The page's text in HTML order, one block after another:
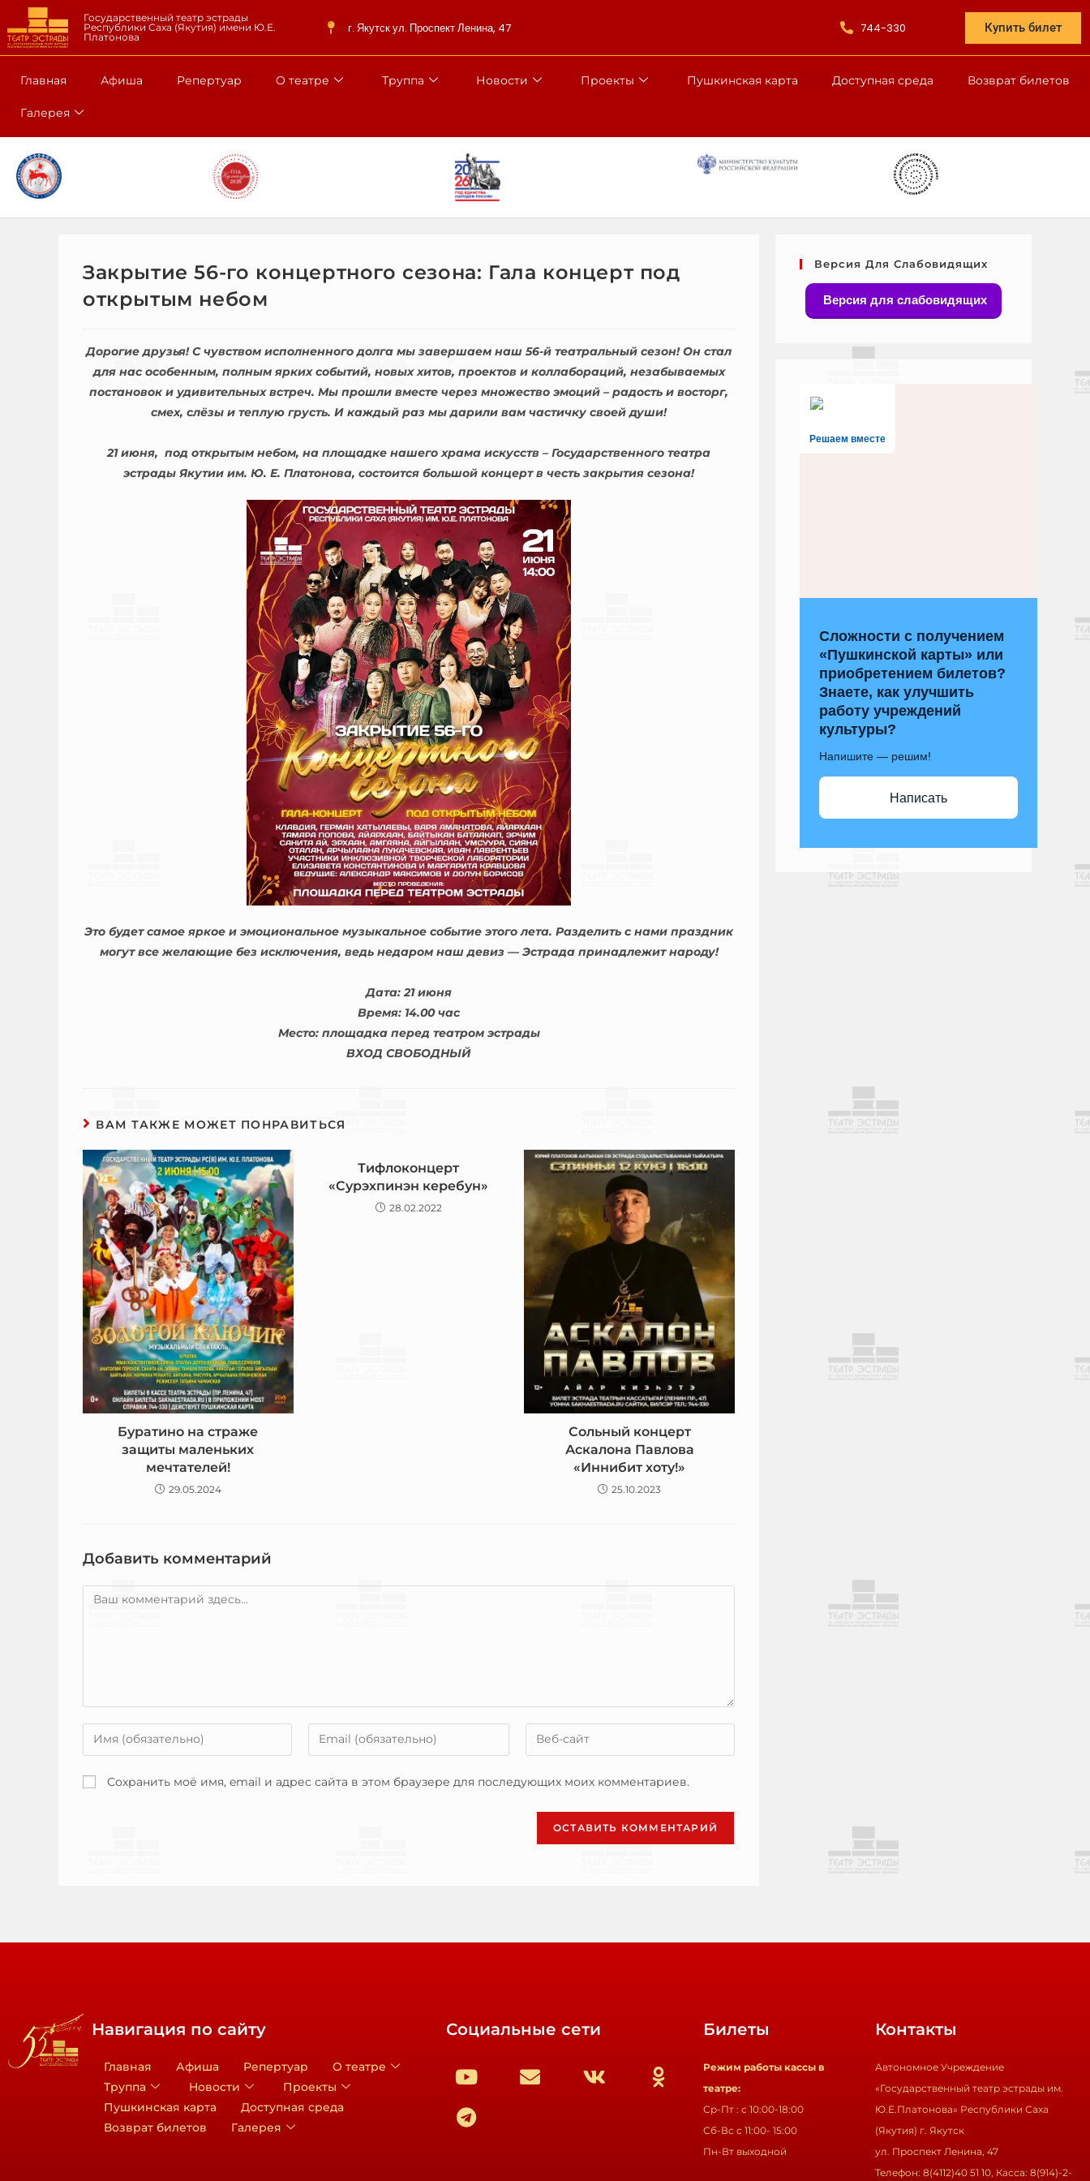
Государственный театр эстрады
Республики Саха (Якутия) имени Ю.Е.
Платонова
г. Якутск ул. Проспект Ленина, 47 744-330 Купить билет
Главная Афиша Репертуар О театре Труппа Новости Проекты Пушкинская карта Доступная среда Возврат билетов
Галерея
Закрытие 56-го концертного сезона: Гала концерт под
открытым небом
Дорогие друзья! С чувством исполненного долга мы завершаем наш 56-й театральный сезон! Он стал
для нас особенным, полным ярких событий, новых хитов, проектов и коллабораций, незабываемых
постановок и удивительных встреч. Мы прошли вместе через множество эмоций – радость и восторг,
смех, слёзы и теплую грусть. И каждый раз мы дарили вам частичку своей души!
21 июня, под открытым небом, на площадке нашего храма искусств – Государственного театра
эстрады Якутии им. Ю. Е. Платонова, состоится большой концерт в честь закрытия сезона!
Это будет самое яркое и эмоциональное музыкальное событие этого лета. Разделить с нами праздник
могут все желающие без исключения, ведь недаром наш девиз — Эстрада принадлежит народу!
Дата: 21 июня
Время: 14.00 час
Место: площадка перед театром эстрады
ВХОД СВОБОДНЫЙ
ВАМ ТАКЖЕ МОЖЕТ ПОНРАВИТЬСЯ
Буратино на страже
защиты маленьких
мечтателей!
29.05.2024
Тифлоконцерт
«Сурэхпинэн керебун»
28.02.2022
Сольный концерт
Аскалона Павлова
«Иннибит хоту!»
25.10.2023
Добавить комментарий
Сохранить моё имя, email и адрес сайта в этом браузере для последующих моих комментариев.
Версия Для Слабовидящих
Версия для слабовидящих
Решаем вместе
Сложности с получением
«Пушкинской карты» или
приобретением билетов?
Знаете, как улучшить
работу учреждений
культуры?
Напишите — решим!
Написать
Навигация по сайту
Главная Афиша Репертуар
О театре
Труппа
Новости
Проекты
Пушкинская карта
Доступная среда
Возврат билетов
Галерея
Социальные сети Билеты
Режим работы кассы в
театре:
Ср-Пт : с 10:00-18:00
Сб-Вс с 11:00- 15:00
Пн-Вт выходной
Контакты
Автономное Учреждение
«Государственный театр эстрады им.
Ю.Е.Платонова» Республики Саха
(Якутия) г. Якутск
ул. Проспект Ленина, 47
Телефон: 8(4112)40 51 10, Касса: 8(914)-2-